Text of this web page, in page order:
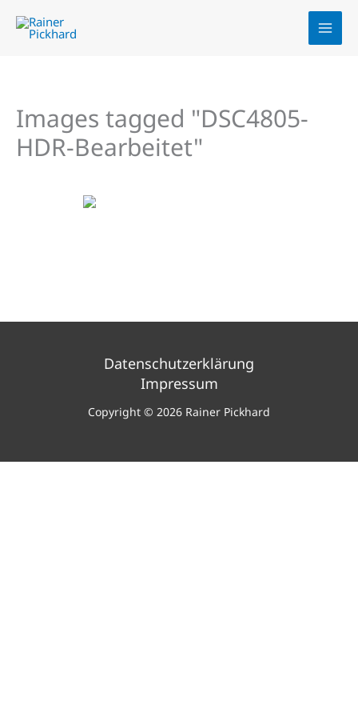
Inhalt
Images tagged "DSC4805-
HDR-Bearbeitet"
Datenschutzerklärung
Impressum
Copyright © 2026 Rainer Pickhard